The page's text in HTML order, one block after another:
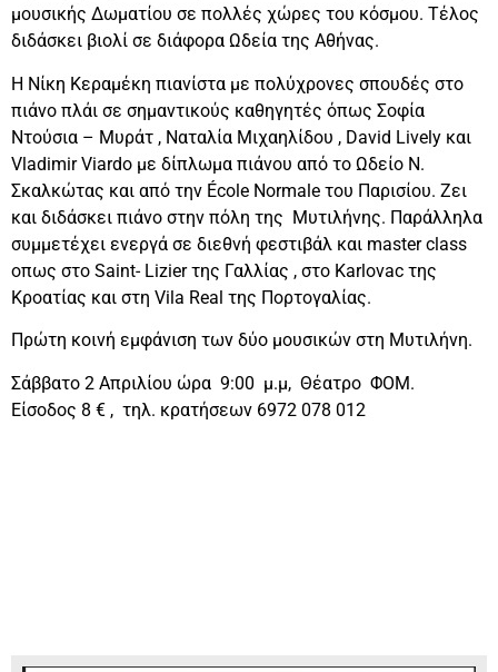
μουσικής Δωματίου σε πολλές χώρες του κόσμου. Τέλος
διδάσκει βιολί σε διάφορα Ωδεία της Αθήνας.
Η Νίκη Κεραμέκη πιανίστα με πολύχρονες σπουδές στο
πιάνο πλάι σε σημαντικούς καθηγητές όπως Σοφία
Ντούσια – Μυράτ , Ναταλία Μιχαηλίδου , David Lively και
Vladimir Viardo με δίπλωμα πιάνου από το Ωδείο Ν.
Σκαλκώτας και από την École Normale του Παρισίου. Ζει
και διδάσκει πιάνο στην πόλη της Μυτιλήνης. Παράλληλα
συμμετέχει ενεργά σε διεθνή φεστιβάλ και master class
οπως στο Saint- Lizier της Γαλλίας , στο Karlovac της
Κροατίας και στη Vila Real της Πορτογαλίας.
Πρώτη κοινή εμφάνιση των δύο μουσικών στη Μυτιλήνη.
Σάββατο 2 Απριλίου ώρα 9:00 μ.μ, Θέατρο ΦΟΜ.
Είσοδος 8 € , τηλ. κρατήσεων 6972 078 012